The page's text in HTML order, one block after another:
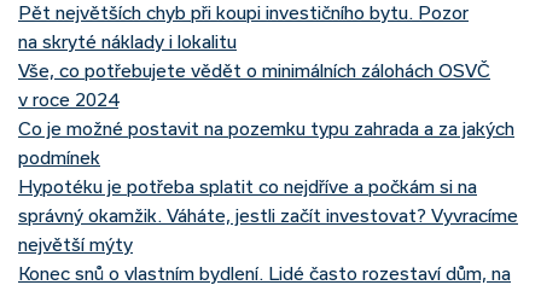
Pět největších chyb při koupi investičního bytu. Pozor
na skryté náklady i lokalitu
Vše, co potřebujete vědět o minimálních zálohách OSVČ
v roce 2024
Co je možné postavit na pozemku typu zahrada a za jakých
podmínek
Hypotéku je potřeba splatit co nejdříve a počkám si na
správný okamžik. Váháte, jestli začít investovat? Vyvracíme
největší mýty
Konec snů o vlastním bydlení. Lidé často rozestaví dům, na